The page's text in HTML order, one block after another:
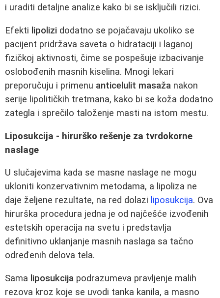
i uraditi detaljne analize kako bi se isključili rizici.
Efekti lipolizi dodatno se pojačavaju ukoliko se
pacijent pridržava saveta o hidrataciji i laganoj
fizičkoj aktivnosti, čime se pospešuje izbacivanje
oslobođenih masnih kiselina. Mnogi lekari
preporučuju i primenu anticelulit masaža nakon
serije lipolitičkih tretmana, kako bi se koža dodatno
zategla i sprečilo taloženje masti na istom mestu.
Liposukcija - hirurško rešenje za tvrdokorne
naslage
U slučajevima kada se masne naslage ne mogu
ukloniti konzervativnim metodama, a lipoliza ne
daje željene rezultate, na red dolazi liposukcija. Ova
hirurška procedura jedna je od najčešće izvođenih
estetskih operacija na svetu i predstavlja
definitivno uklanjanje masnih naslaga sa tačno
određenih delova tela.
Sama liposukcija podrazumeva pravljenje malih
rezova kroz koje se uvodi tanka kanila, a masno